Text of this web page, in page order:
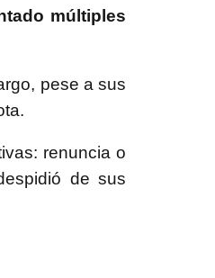
múltiples
pese a sus
renuncia o
de sus